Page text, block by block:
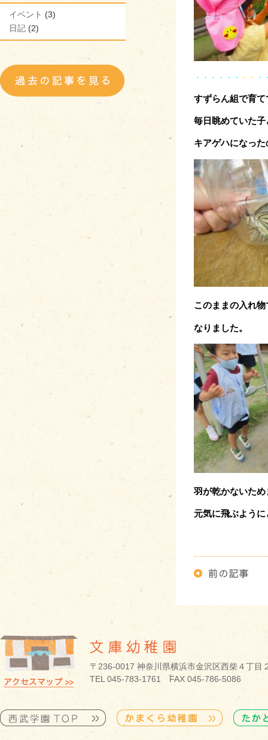
イベント (3)
日記 (2)
・・・・・・ ・・ ・
すずらん組で育
毎日眺めていた
キアゲハになっ
このままの入れ
なりました。
羽が乾かないた
元気に飛ぶよう
〒236-0017 神奈川県横浜市金沢区西柴４丁
TEL 045-783-1761 FAX 045-786-5086